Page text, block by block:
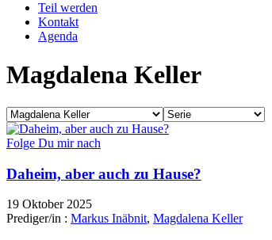
Teil werden
Kontakt
Agenda
Magdalena Keller
Folge Du mir nach
Daheim, aber auch zu Hause?
19 Oktober 2025
Prediger/in : Markus Inäbnit, Magdalena Keller